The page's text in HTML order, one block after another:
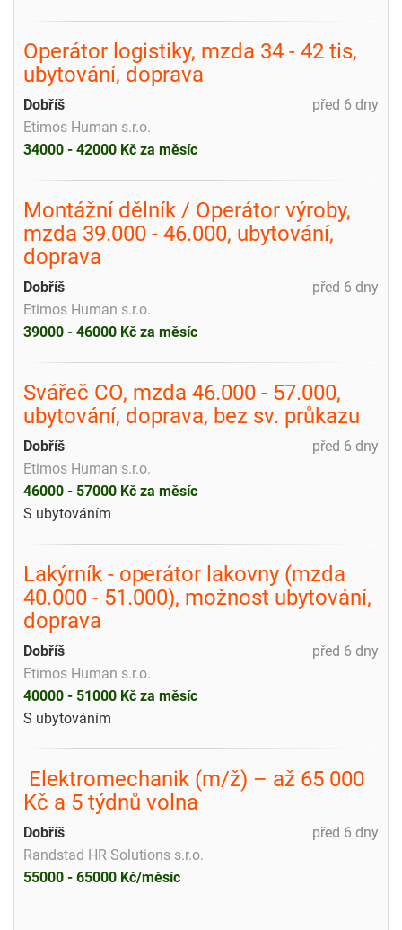
Operátor logistiky, mzda 34 - 42 tis,
ubytování, doprava
před 6 dny
Dobříš
Etimos Human s.r.o.
34000 - 42000 Kč za měsíc
Montážní dělník / Operátor výroby,
mzda 39.000 - 46.000, ubytování,
doprava
před 6 dny
Dobříš
Etimos Human s.r.o.
39000 - 46000 Kč za měsíc
Svářeč CO, mzda 46.000 - 57.000,
ubytování, doprava, bez sv. průkazu
před 6 dny
Dobříš
Etimos Human s.r.o.
46000 - 57000 Kč za měsíc
S ubytováním
Lakýrník - operátor lakovny (mzda
40.000 - 51.000), možnost ubytování,
doprava
před 6 dny
Dobříš
Etimos Human s.r.o.
40000 - 51000 Kč za měsíc
S ubytováním
️ Elektromechanik (m/ž) – až 65 000
Kč a 5 týdnů volna
před 6 dny
Dobříš
Randstad HR Solutions s.r.o.
55000 - 65000 Kč/měsíc